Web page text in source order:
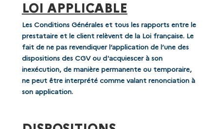
LOI APPLICABLE
Les Conditions Générales et tous les rapports entre le
prestataire et le client relèvent de la Loi française. Le
fait de ne pas revendiquer l’application de l’une des
dispositions des CGV ou d'acquiescer à son
inexécution, de manière permanente ou temporaire,
ne peut être interprété comme valant renonciation à
son application.